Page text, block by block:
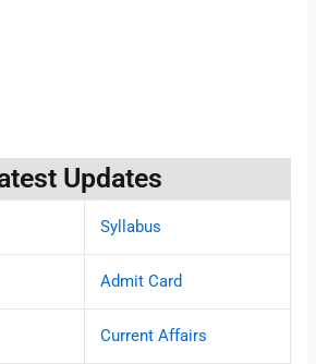
Updates
Syllabus
Admit Card
Current Affairs